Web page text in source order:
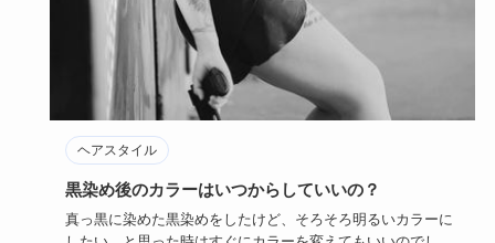
ヘアスタイル
黒染め後のカラーはいつからしていいの？
真っ黒に染めた黒染めをしたけど、そろそろ明るいカラーに